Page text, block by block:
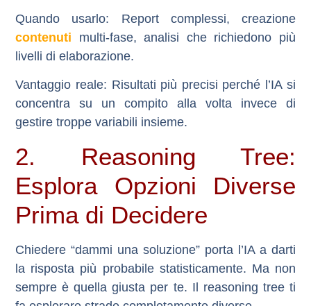
Quando usarlo: Report complessi, creazione
contenuti multi-fase, analisi che richiedono più
livelli di elaborazione.
Vantaggio reale: Risultati più precisi perché l’IA si
concentra su un compito alla volta invece di
gestire troppe variabili insieme.
2. Reasoning Tree:
Esplora Opzioni Diverse
Prima di Decidere
Chiedere “dammi una soluzione” porta l’IA a darti
la risposta più probabile statisticamente. Ma non
sempre è quella giusta per te. Il reasoning treeti